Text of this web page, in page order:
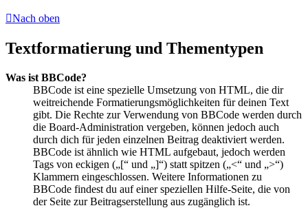
Nach oben
Textformatierung und Thementypen
Was ist BBCode?
BBCode ist eine spezielle Umsetzung von HTML, die dir
weitreichende Formatierungsmöglichkeiten für deinen Text
gibt. Die Rechte zur Verwendung von BBCode werden durch
die Board-Administration vergeben, können jedoch auch
durch dich für jeden einzelnen Beitrag deaktiviert werden.
BBCode ist ähnlich wie HTML aufgebaut, jedoch werden
Tags von eckigen („[“ und „]“) statt spitzen („<“ und „>“)
Klammern eingeschlossen. Weitere Informationen zu
BBCode findest du auf einer speziellen Hilfe-Seite, die von
der Seite zur Beitragserstellung aus zugänglich ist.